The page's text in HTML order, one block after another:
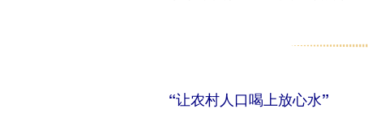
“让农村人口喝上放心水”